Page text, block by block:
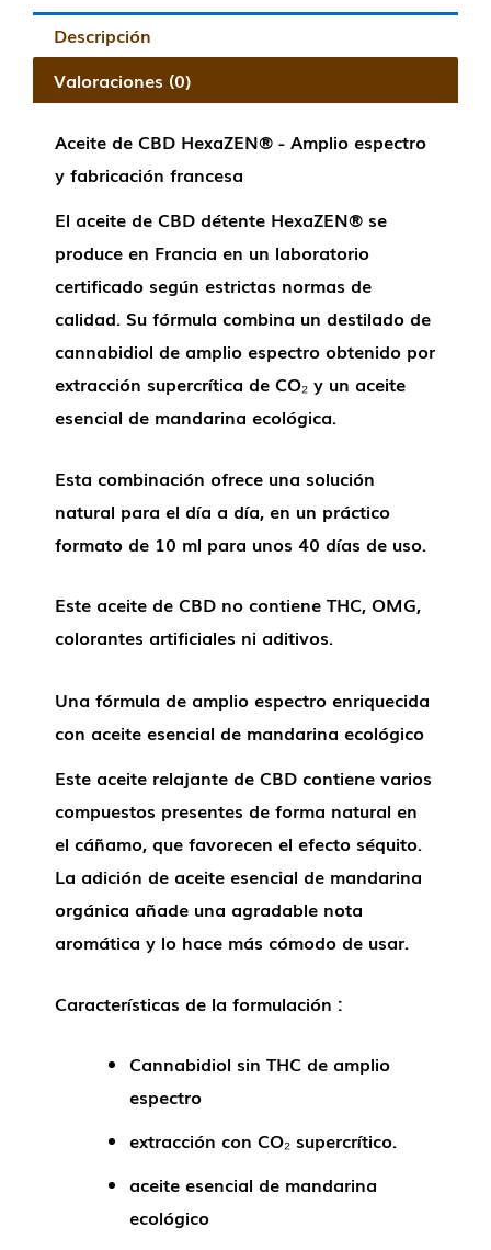
Descripción
Valoraciones (0)
Aceite de CBD HexaZEN® - Amplio espectro
y fabricación francesa
El aceite de CBD détente HexaZEN® se
produce en Francia en un laboratorio
certificado según estrictas normas de
calidad. Su fórmula combina un destilado de
cannabidiol de amplio espectro obtenido por
extracción supercrítica de CO₂ y un aceite
esencial de mandarina ecológica.
Esta combinación ofrece una solución
natural para el día a día, en un práctico
formato de 10 ml para unos 40 días de uso.
Este aceite de CBD no contiene THC, OMG,
colorantes artificiales ni aditivos.
Una fórmula de amplio espectro enriquecida
con aceite esencial de mandarina ecológico
Este aceite relajante de CBD contiene varios
compuestos presentes de forma natural en
el cáñamo, que favorecen el efecto séquito.
La adición de aceite esencial de mandarina
orgánica añade una agradable nota
aromática y lo hace más cómodo de usar.
Características de la formulación :
Cannabidiol sin THC de amplio
espectro
extracción con CO₂ supercrítico.
aceite esencial de mandarina
ecológico